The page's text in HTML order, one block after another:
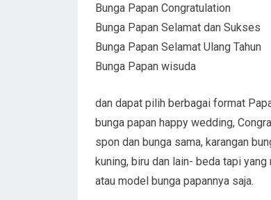
Bunga Papan Congratulation
Bunga Papan Selamat dan Sukses
Bunga Papan Selamat Ulang Tahun
Bunga Papan wisuda
dan dapat pilih berbagai format
bunga papan happy wedding,
spon dan bunga sama, karangan
kuning, biru dan lain- beda tapi
atau model bunga papannya saja.